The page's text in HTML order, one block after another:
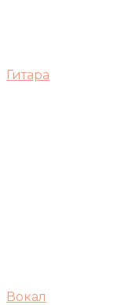
Гитара
Вокал